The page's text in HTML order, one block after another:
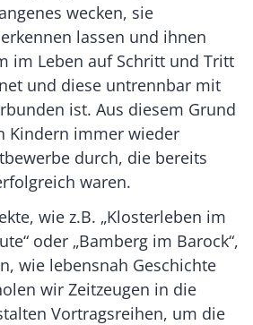
wecken, sie
lassen und ihnen
im Leben auf Schritt und Tritt
und diese untrennbar mit
ist. Aus diesem Grund
Kindern immer wieder
durch, die bereits
waren.
wie z.B. „Klosterleben im
oder „Bamberg im Barock“,
wie lebensnah Geschichte
wir Zeitzeugen in die
Vortragsreihen, um die